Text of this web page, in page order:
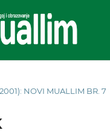
NOVI MUALLIM BR. 7